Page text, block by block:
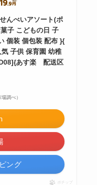
んべいアソート(ポ
子 こどもの日 子
個装 個包装 配布 }{
子供 保育園 幼稚
あす楽 配送区
調べ）
ング
ポチップ